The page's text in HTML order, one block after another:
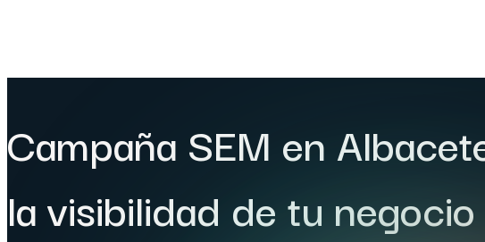
Campaña SEM en
la visibilidad de tu negocio